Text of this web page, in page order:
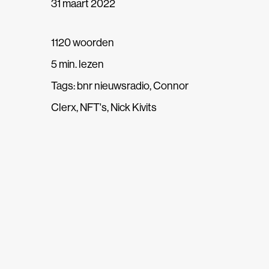
31 maart 2022
1120 woorden
5 min. lezen
Tags:bnr nieuwsradio,Connor
Clerx,NFT's,Nick Kivits